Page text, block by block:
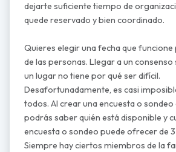
dejarte suficiente tiempo de
quede reservado y bien coordinado.
Quieres elegir una fecha que
de las personas. Llegar a un
un lugar no tiene por qué ser difícil.
Desafortunadamente, es casi
todos. Al crear una encuesta o sondeo
podrás saber quién está disponible y
encuesta o sondeo puede ofrecer de
Siempre hay ciertos miembros de la